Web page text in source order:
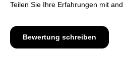
Teilen Sie Ihre Erfahrungen mit
Bewertung schreiben